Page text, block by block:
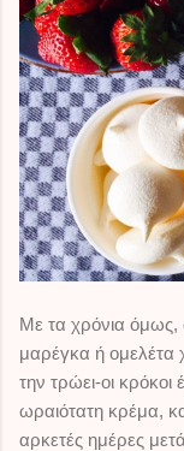
Με τα χρόνια όμως,
μαρέγκα ή ομελέτα
την τρώει-οι κρόκοι
ωραιότατη κρέμα,
αρκετές ημέρες